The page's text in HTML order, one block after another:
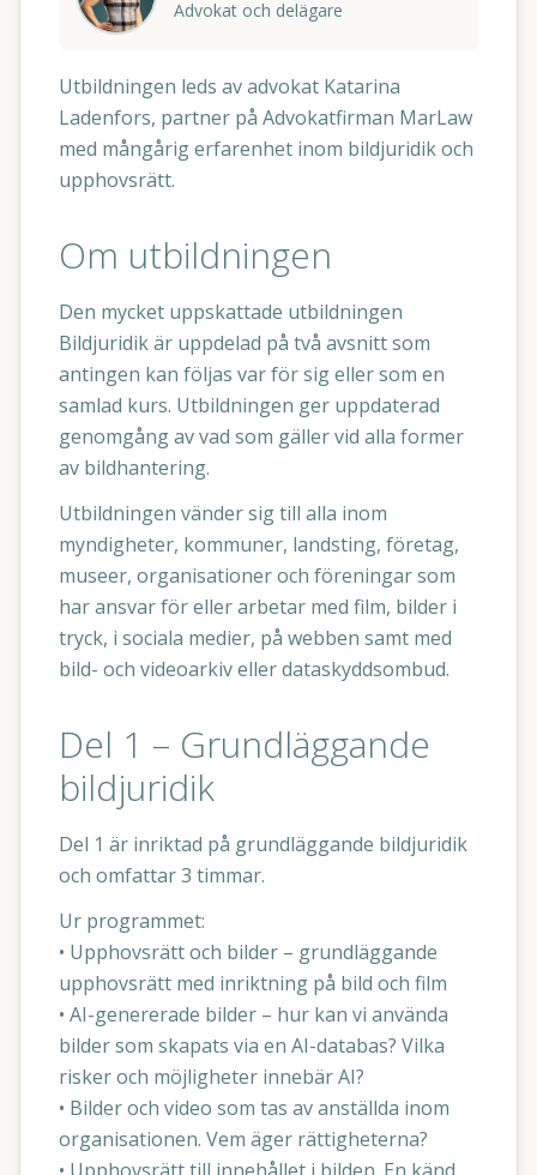
Advokat och delägare
Utbildningen leds av advokat Katarina
Ladenfors, partner på Advokatfirman MarLaw
med mångårig erfarenhet inom bildjuridik och
upphovsrätt.
Om utbildningen
Den mycket uppskattade utbildningen
Bildjuridik är uppdelad på två avsnitt som
antingen kan följas var för sig eller som en
samlad kurs. Utbildningen ger uppdaterad
genomgång av vad som gäller vid alla former
av bildhantering.
Utbildningen vänder sig till alla inom
myndigheter, kommuner, landsting, företag,
museer, organisationer och föreningar som
har ansvar för eller arbetar med film, bilder i
tryck, i sociala medier, på webben samt med
bild- och videoarkiv eller dataskyddsombud.
Del 1 – Grundläggande
bildjuridik
Del 1 är inriktad på grundläggande bildjuridik
och omfattar 3 timmar.
Ur programmet:
• Upphovsrätt och bilder – grundläggande
upphovsrätt med inriktning på bild och film
• AI-genererade bilder – hur kan vi använda
bilder som skapats via en AI-databas? Vilka
risker och möjligheter innebär AI?
• Bilder och video som tas av anställda inom
organisationen. Vem äger rättigheterna?